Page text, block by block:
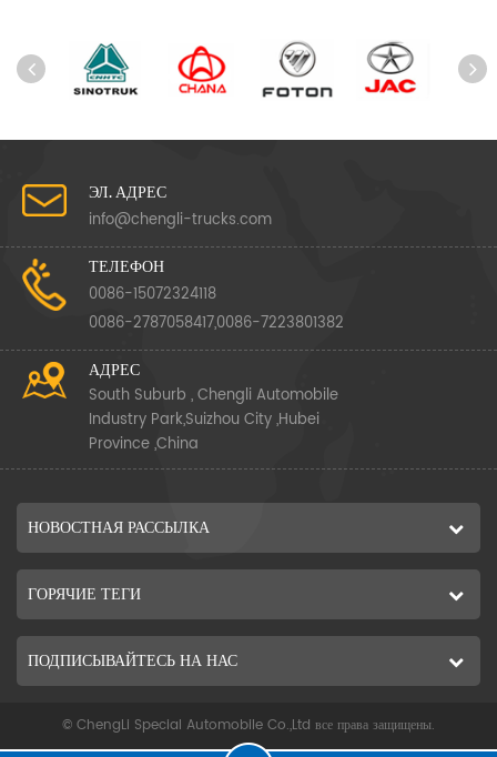
ЭЛ. АДРЕС
info@chengli-trucks.com
ТЕЛЕФОН
0086-15072324118
0086-2787058417,0086-7223801382
АДРЕС
South Suburb , Chengli Automobile
Industry Park,Suizhou City ,Hubei
Province ,China
НОВОСТНАЯ РАССЫЛКА
ГОРЯЧИЕ ТЕГИ
ПОДПИСЫВАЙТЕСЬ НА НАС
© ChengLi Special Automobile Co.,Ltd все права защищены.